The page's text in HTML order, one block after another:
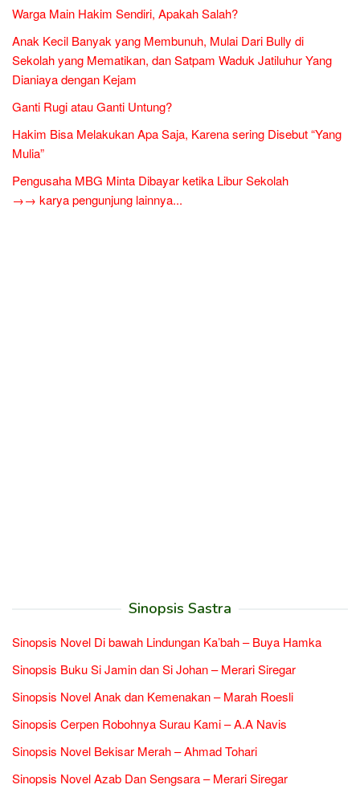
Warga Main Hakim Sendiri, Apakah Salah?
Anak Kecil Banyak yang Membunuh, Mulai Dari Bully di
Sekolah yang Mematikan, dan Satpam Waduk Jatiluhur Yang
Dianiaya dengan Kejam
Ganti Rugi atau Ganti Untung?
Hakim Bisa Melakukan Apa Saja, Karena sering Disebut “Yang
Mulia”
Pengusaha MBG Minta Dibayar ketika Libur Sekolah
→→ karya pengunjung lainnya...
Sinopsis Sastra
Sinopsis Novel Di bawah Lindungan Ka’bah – Buya Hamka
Sinopsis Buku Si Jamin dan Si Johan – Merari Siregar
Sinopsis Novel Anak dan Kemenakan – Marah Roesli
Sinopsis Cerpen Robohnya Surau Kami – A.A Navis
Sinopsis Novel Bekisar Merah – Ahmad Tohari
Sinopsis Novel Azab Dan Sengsara – Merari Siregar